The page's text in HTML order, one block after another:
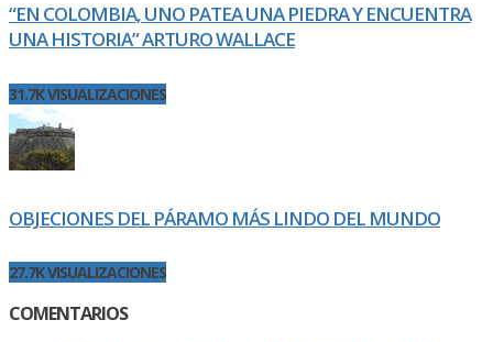
“EN COLOMBIA, UNO PATEA UNA PIEDRA Y ENCUENTRA
UNA HISTORIA” ARTURO WALLACE
31.7K VISUALIZACIONES
OBJECIONES DEL PÁRAMO MÁS LINDO DEL MUNDO
27.7K VISUALIZACIONES
COMENTARIOS